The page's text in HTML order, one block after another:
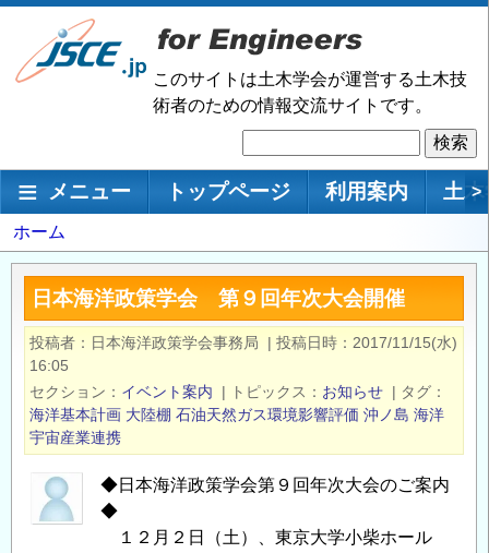
メ
ン
移
このサイトは土木学会が運営する土木技
術者のための情報交流サイトです。
索
メインナビゲーション
メニュー トップページ 利用案内 土 >
パ
ン
ず
ホーム
日本海洋政策学会 第９回年次大会開催
投稿者 日本海洋政策学会事務局 | 投稿日時
2017/11/15(水)
16:05
セクション
イベント案内 | トピックス お知らせ | タグ
海洋基本計画 大陸棚 石油天然ガス環境影響評価 沖ノ島 海洋
宇宙産業連携
◆日本海洋政策学会第９回年次大会のご案内
◆
１２月２日（土）、東京大学小柴ホール